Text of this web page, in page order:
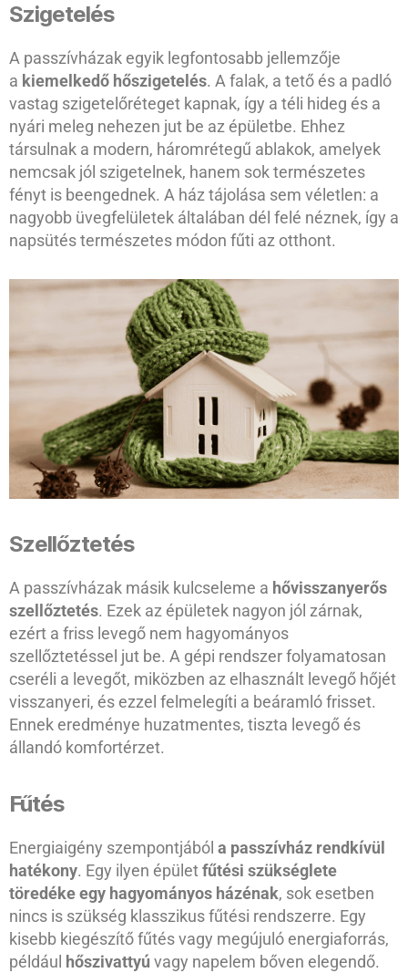
Szigetelés
A passzívházak egyik legfontosabb jellemzője
a kiemelkedő hőszigetelés. A falak, a tető és a padló
vastag szigetelőréteget kapnak, így a téli hideg és a
nyári meleg nehezen jut be az épületbe. Ehhez
társulnak a modern, háromrétegű ablakok, amelyek
nemcsak jól szigetelnek, hanem sok természetes
fényt is beengednek. A ház tájolása sem véletlen: a
nagyobb üvegfelületek általában dél felé néznek, így a
napsütés természetes módon fűti az otthont.
Szellőztetés
A passzívházak másik kulcseleme a hővisszanyerős
szellőztetés. Ezek az épületek nagyon jól zárnak,
ezért a friss levegő nem hagyományos
szellőztetéssel jut be. A gépi rendszer folyamatosan
cseréli a levegőt, miközben az elhasznált levegő hőjét
visszanyeri, és ezzel felmelegíti a beáramló frisset.
Ennek eredménye huzatmentes, tiszta levegő és
állandó komfortérzet.
Fűtés
Energiaigény szempontjából a passzívház rendkívül
hatékony. Egy ilyen épületfűtési szükséglete
töredéke egy hagyományos házénak, sok esetben
nincs is szükség klasszikus fűtési rendszerre. Egy
kisebb kiegészítő fűtés vagy megújuló energiaforrás,
például hőszivattyú vagy napelem bőven elegendő.